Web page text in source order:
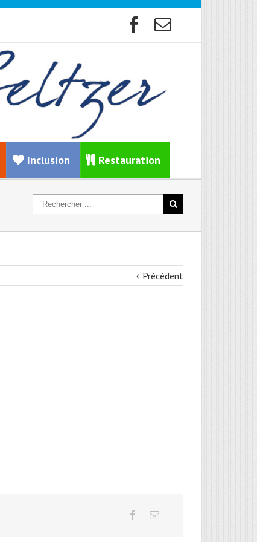
Inclusion Restauration
Précédent